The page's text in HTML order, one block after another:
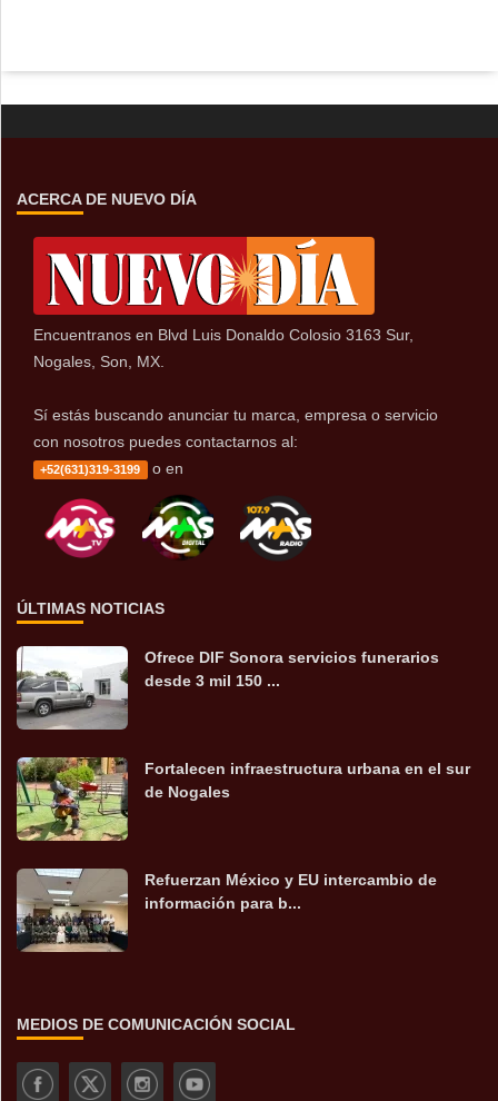
ACERCA DE NUEVO DÍA
Encuentranos en Blvd Luis Donaldo Colosio 3163 Sur,
Nogales, Son, MX.
Sí estás buscando anunciar tu marca, empresa o servicio
con nosotros puedes contactarnos al:
+52(631)319-3199 o en
ÚLTIMAS NOTICIAS
Ofrece DIF Sonora servicios funerarios
desde 3 mil 150 ...
Fortalecen infraestructura urbana en el sur
de Nogales
Refuerzan México y EU intercambio de
información para b...
MEDIOS DE COMUNICACIÓN SOCIAL